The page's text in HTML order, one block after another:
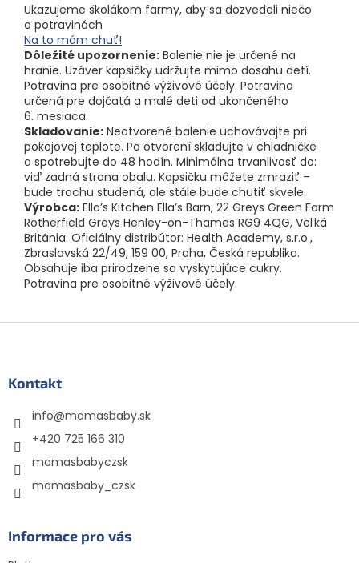
Ukazujeme školákom farmy, aby sa dozvedeli niečo
o potravinách
Na to mám chuť!
Dôležité upozornenie: Balenie nie je určené na
hranie. Uzáver kapsičky udržujte mimo dosahu detí.
Potravina pre osobitné výživové účely. Potravina
určená pre dojčatá a malé deti od ukončeného
6. mesiaca.
Skladovanie: Neotvorené balenie uchovávajte pri
pokojovej teplote. Po otvorení skladujte v chladničke
a spotrebujte do 48 hodín. Minimálna trvanlivosť do:
viď zadná strana obalu. Kapsičku môžete zmraziť –
bude trochu studená, ale stále bude chutiť skvele.
Výrobca: Ella’s Kitchen Ella’s Barn, 22 Greys Green Farm
Rotherfield Greys Henley-on-Thames RG9 4QG, Veľká
Británia. Oficiálny distribútor: Health Academy, s.r.o.,
Zbraslavská 22/49, 159 00, Praha, Česká republika.
Obsahuje iba prirodzene sa vyskytujúce cukry.
Potravina pre osobitné výživové účely.
Kontakt
info@mamasbaby.sk
+420 725 166 310
mamasbabyczsk
mamasbaby_czsk
Informace pro vás